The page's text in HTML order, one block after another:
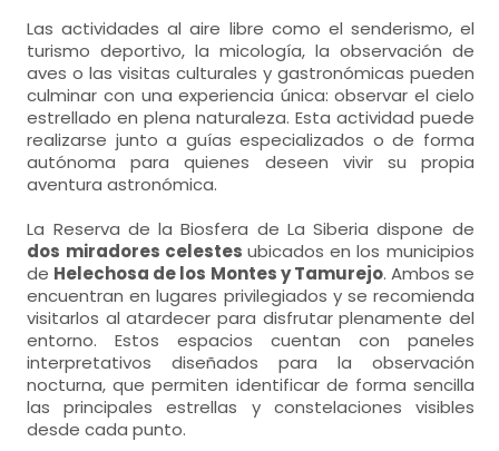
Las actividades al aire libre como el senderismo, el
turismo deportivo, la micología, la observación de
aves o las visitas culturales y gastronómicas pueden
culminar con una experiencia única: observar el cielo
estrellado en plena naturaleza. Esta actividad puede
realizarse junto a guías especializados o de forma
autónoma para quienes deseen vivir su propia
aventura astronómica.
La Reserva de la Biosfera de La Siberia dispone de
dos miradores celestes ubicados en los municipios
de Helechosa de los Montes y Tamurejo. Ambos se
encuentran en lugares privilegiados y se recomienda
visitarlos al atardecer para disfrutar plenamente del
entorno. Estos espacios cuentan con paneles
interpretativos diseñados para la observación
nocturna, que permiten identificar de forma sencilla
las principales estrellas y constelaciones visibles
desde cada punto.